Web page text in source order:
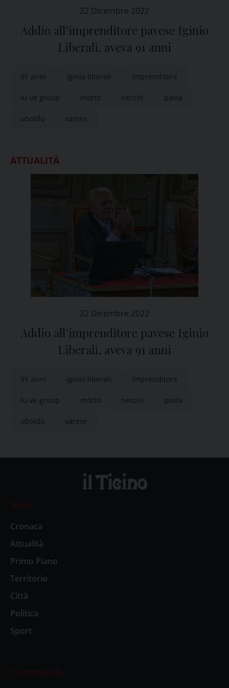
22 Dicembre 2022
Addio all’imprenditore pavese Iginio
Liberali, aveva 91 anni
91 anni iginio liberali imprenditore
lu-ve group morto necchi pavia
uboldo varese
ATTUALITÀ
22 Dicembre 2022
Addio all’imprenditore pavese Iginio
Liberali, aveva 91 anni
91 anni iginio liberali imprenditore
lu-ve group morto necchi pavia
uboldo varese
News
Cronaca
Attualità
Primo Piano
Territorio
Città
Politica
Sport
Il settimanale